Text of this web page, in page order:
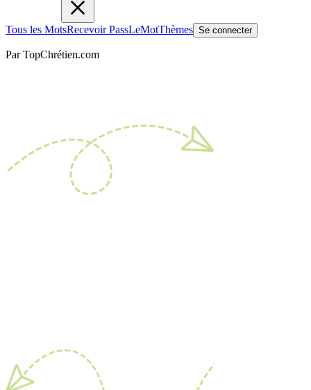
Tous les MotsRecevoir PassLeMotThèmes Se connecter
Par TopChrétien.com